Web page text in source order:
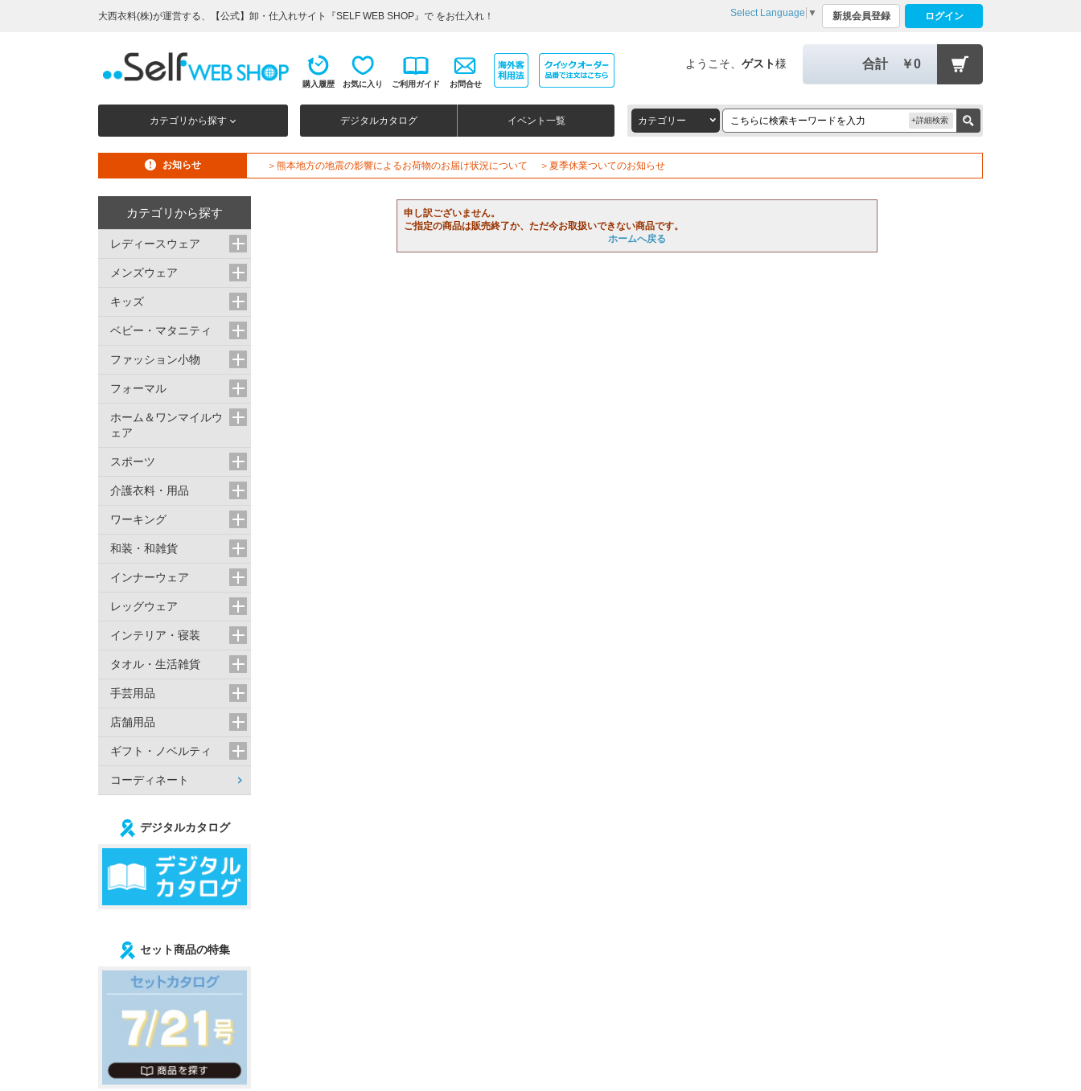
大西衣料(株)が運営する、【公式】卸・仕入れサイト『SELF WEB SHOP』で をお仕入れ！ ログイン
新規会員登録
Select Language ▼
購入履歴 お気に入り ご利用ガイド お問合せ
ようこそ、 ゲスト様 合計 ￥0
カテゴリから探す デジタルカタログ イベント一覧 カテゴリー +詳細検索
お知らせ ＞熊本地方の地震の影響によるお荷物のお届け状況について ＞夏季休業ついてのお知らせ
申し訳ございません。
ご指定の商品は販売終了か、ただ今お取扱いできない商品です。
ホームへ戻る
カテゴリから探す
レディースウェア
メンズウェア
キッズ
ベビー・マタニティ
ファッション小物
フォーマル
ホーム＆ワンマイルウ
ェア
スポーツ
介護衣料・用品
ワーキング
和装・和雑貨
インナーウェア
レッグウェア
インテリア・寝装
タオル・生活雑貨
手芸用品
店舗用品
ギフト・ノベルティ
コーディネート
デジタルカタログ
セット商品の特集